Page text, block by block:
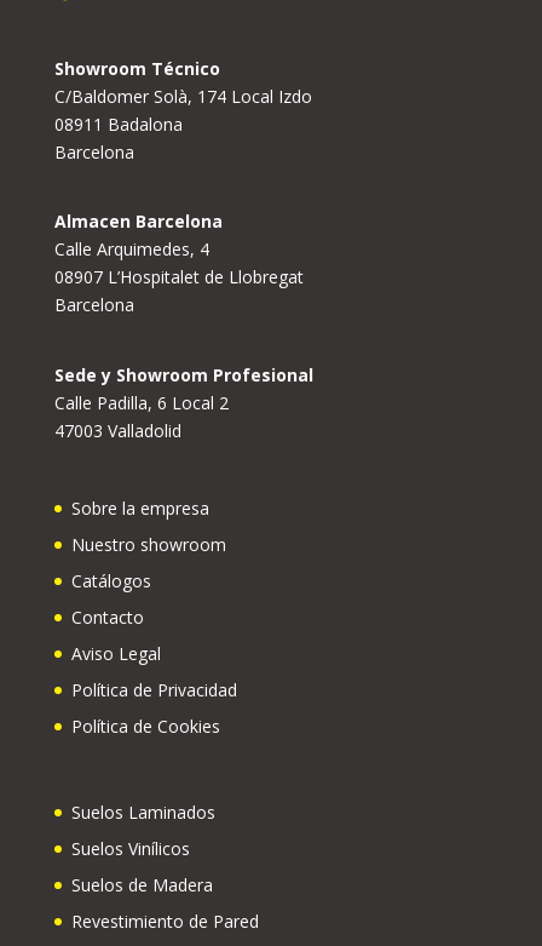
Showroom Técnico
C/Baldomer Solà, 174 Local Izdo
08911 Badalona
Barcelona
Almacen Barcelona
Calle Arquimedes, 4
08907 L’Hospitalet de Llobregat
Barcelona
Sede y Showroom Profesional
Calle Padilla, 6 Local 2
47003 Valladolid
Sobre la empresa
Nuestro showroom
Catálogos
Contacto
Aviso Legal
Política de Privacidad
Política de Cookies
Suelos Laminados
Suelos Vinílicos
Suelos de Madera
Revestimiento de Pared